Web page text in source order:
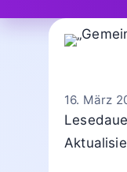
16. März